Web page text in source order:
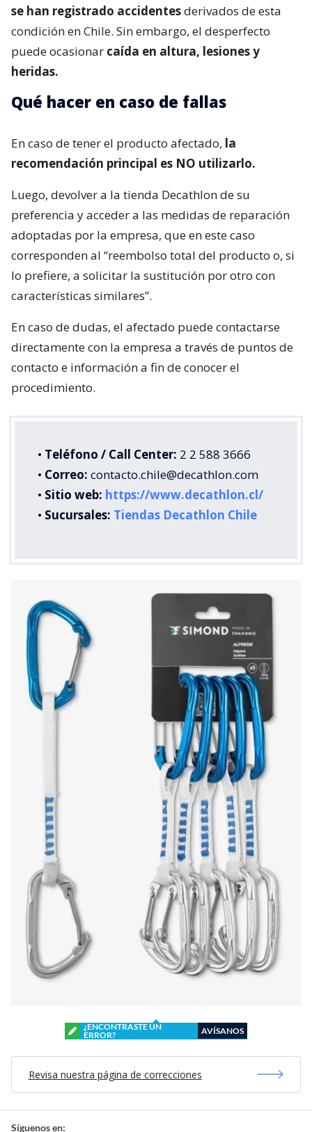
se han registrado accidentesderivados de esta
condición en Chile. Sin embargo, el desperfecto
puede ocasionar caída en altura, lesiones y
heridas.
Qué hacer en caso de fallas
En caso de tener el producto afectado, la
recomendación principal es NO utilizarlo.
Luego, devolver a la tienda Decathlon de su
preferencia y acceder a las medidas de reparación
adoptadas por la empresa, que en este caso
corresponden al “reembolso total del producto o, si
lo prefiere, a solicitar la sustitución por otro con
características similares”.
En caso de dudas, el afectado puede contactarse
directamente con la empresa a través de puntos de
contacto e información a fin de conocer el
procedimiento.
• Teléfono / Call Center: 2 2 588 3666
• Correo: contacto.chile@decathlon.com
• Sitio web: https://www.decathlon.cl/
• Sucursales: Tiendas Decathlon Chile
¿ENCONTRASTE UN
ERROR?
AVÍSANOS
Revisa nuestra página de correcciones
Síguenos en: